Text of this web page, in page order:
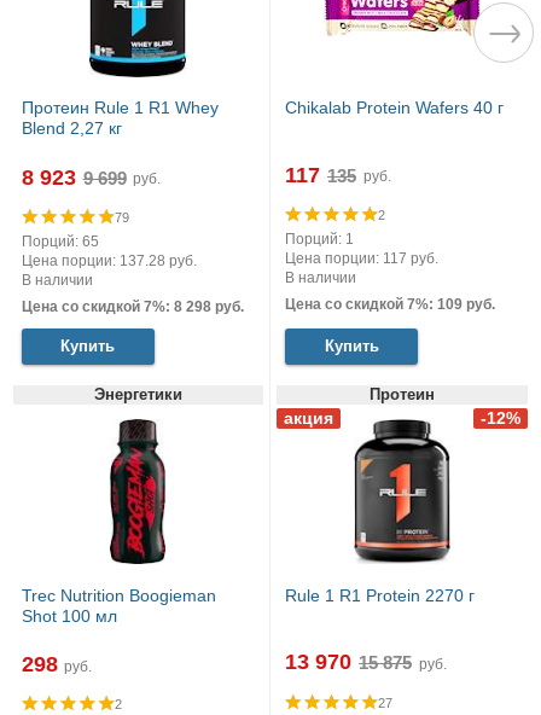
Протеин Rule 1 R1 Whey
Blend 2,27 кг
8 923 руб.
79
Порций: 65
Цена порции: 137.28 руб.
В наличии
Цена со скидкой 7%: 8 298 руб.
Купить
Chikalab Protein Wafers 40 г
117 руб.
2
Порций: 1
Цена порции: 117 руб.
В наличии
Цена со скидкой 7%: 109 руб.
Купить
Энергетики
Trec Nutrition Boogieman
Shot 100 мл
298 руб.
2
Протеин
Rule 1 R1 Protein 2270 г
13 970 руб.
27